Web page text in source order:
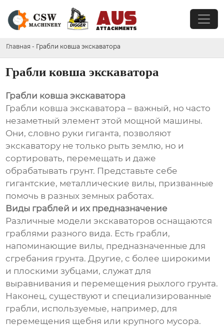
Главная - Грабли ковша экскаватора
Грабли ковша экскаватора
Грабли ковша экскаватора
Грабли ковша экскаватора – важный, но часто
незаметный элемент этой мощной машины.
Они, словно руки гиганта, позволяют
экскаватору не только рыть землю, но и
сортировать, перемещать и даже
обрабатывать грунт. Представьте себе
гигантские, металлические вилы, призванные
помочь в разных земных работах.
Виды граблей и их предназначение
Различные модели экскаваторов оснащаются
граблями разного вида. Есть грабли,
напоминающие вилы, предназначенные для
сгребания грунта. Другие, с более широкими
и плоскими зубцами, служат для
выравнивания и перемещения рыхлого грунта.
Наконец, существуют и специализированные
грабли, используемые, например, для
перемещения щебня или крупного мусора.